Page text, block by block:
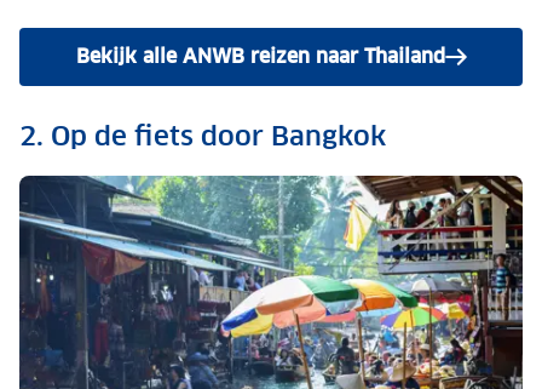
Bekijk alle ANWB reizen naar Thailand
2. Op de fiets door Bangkok